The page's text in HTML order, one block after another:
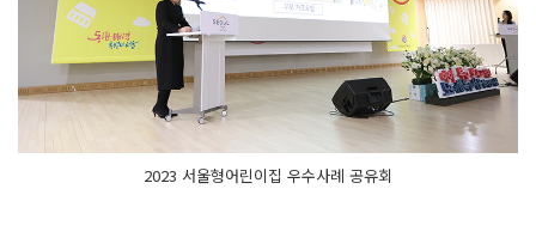
2023 서울형어린이집 우수사례 공유회